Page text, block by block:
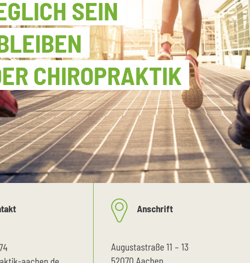
SEIN
CHIROPRAKTIK
Anschrift
Augustastraße 11 – 13